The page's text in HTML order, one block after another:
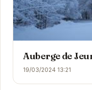
Auberge de
19/03/2024 13:21